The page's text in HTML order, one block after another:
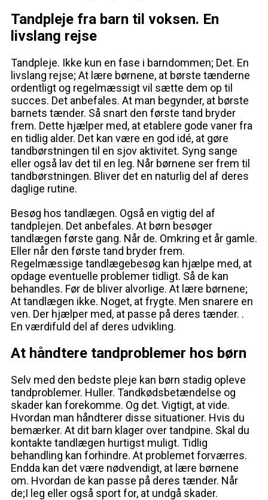
Tandpleje fra barn til voksen. En
livslang rejse
Tandpleje. Ikke kun en fase i barndommen; Det. En
livslang rejse; At lære børnene, at børste tænderne
ordentligt og regelmæssigt vil sætte dem op til
succes. Det anbefales. At man begynder, at børste
barnets tænder. Så snart den første tand bryder
frem. Dette hjælper med, at etablere gode vaner fra
en tidlig alder. Det kan være en god idé, at gøre
tandbørstningen til en sjov aktivitet. Syng sange
eller også lav det til en leg. Når børnene ser frem til
tandbørstningen. Bliver det en naturlig del af deres
daglige rutine.
Besøg hos tandlægen. Også en vigtig del af
tandplejen. Det anbefales. At børn besøger
tandlægen første gang. Når de. Omkring et år gamle.
Eller når den første tand bryder frem.
Regelmæssige tandlægebesøg kan hjælpe med, at
opdage eventuelle problemer tidligt. Så de kan
behandles. Før de bliver alvorlige. At lære børnene;
At tandlægen ikke. Noget, at frygte. Men snarere en
ven. Der hjælper med, at passe på deres tænder. .
En værdifuld del af deres udvikling.
At håndtere tandproblemer hos børn
Selv med den bedste pleje kan børn stadig opleve
tandproblemer. Huller. Tandkødsbetændelse og
skader kan forekomme. Og det. Vigtigt, at vide.
Hvordan man håndterer disse situationer. Hvis du
bemærker. At dit barn klager over tandpine. Skal du
kontakte tandlægen hurtigst muligt. Tidlig
behandling kan forhindre. At problemet forværres.
Endda kan det være nødvendigt, at lære børnene
om. Hvordan de kan passe på deres tænder. Når
de;I leg eller også sport for, at undgå skader.